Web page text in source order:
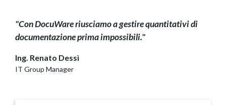
"Con DocuWare riusciamo a gestire quantitativi di
documentazione prima impossibili."
Ing. Renato Dessì
IT Group Manager